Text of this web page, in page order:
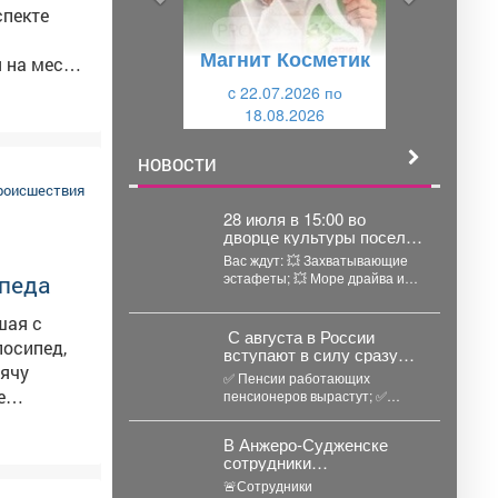
месте,
с
ранее
Магнит Косметик
c 22.07.2026 по
18.08.2026
НОВОСТИ
28 июля в 15:00 во
дворце культуры поселка
Подобас стартует
игровая программа
«Первые во дворе».
Вас ждут: 💥 Захватывающие
эстафеты; 💥 Море драйва и
С августа в России
вступают в силу сразу
несколько значимых
нововведений
✅ Пенсии работающих
пенсионеров вырастут; ✅
больничным; ...
В Анжеро-Судженске
сотрудники
госавтоинспекции
🚨Сотрудники